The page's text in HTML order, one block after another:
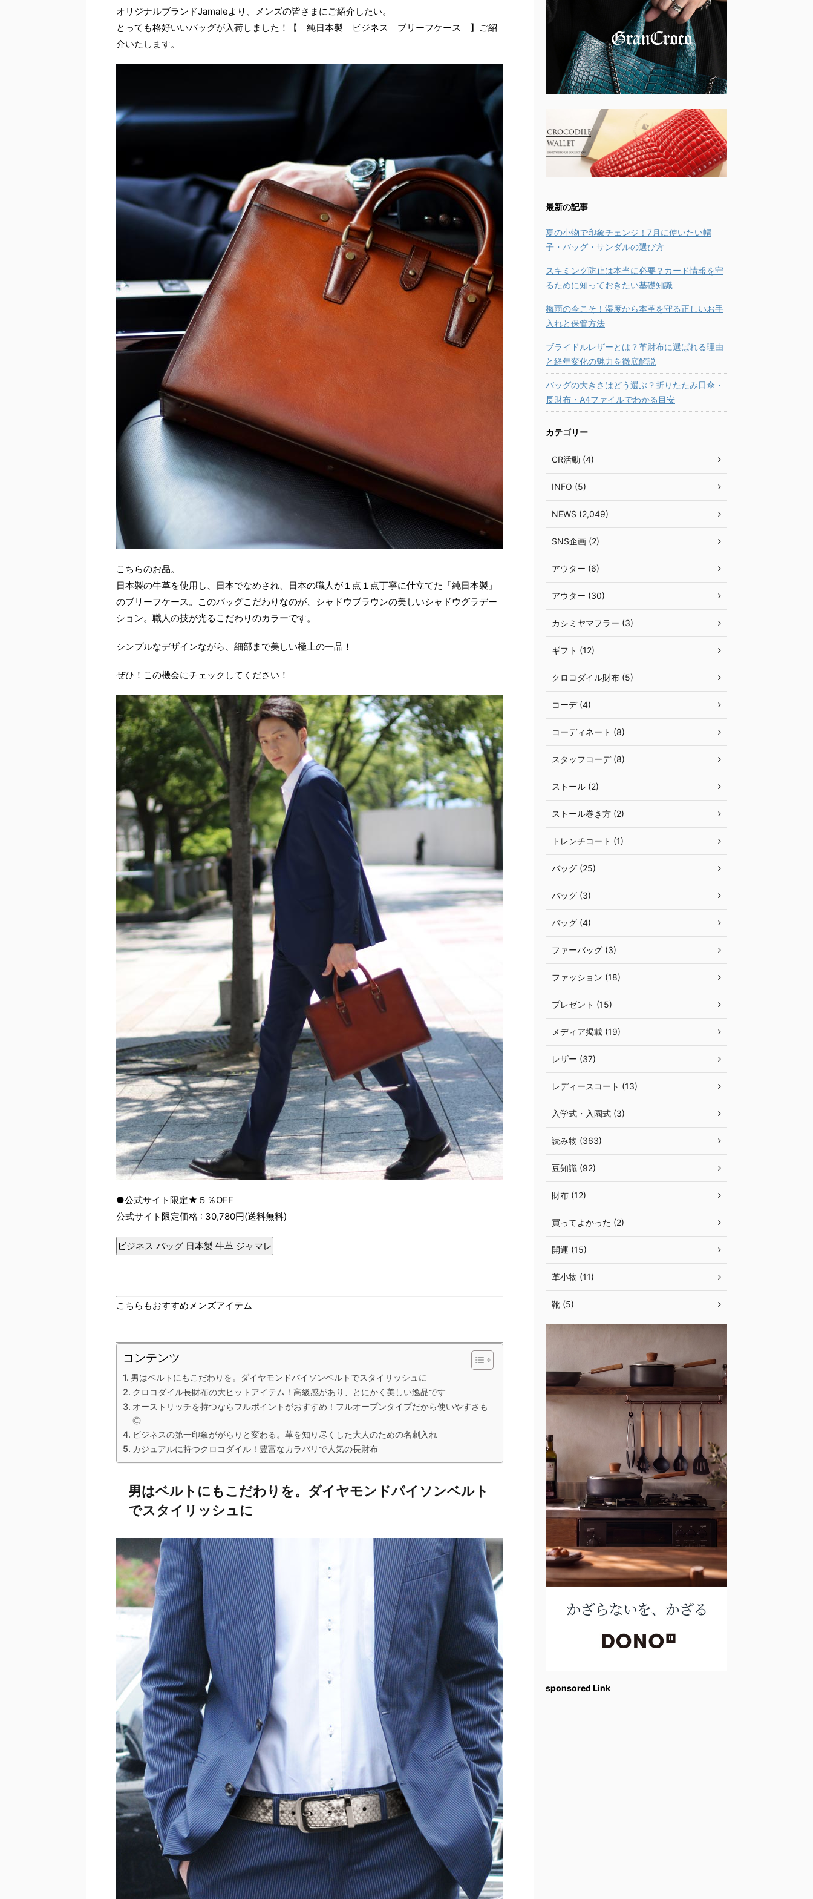
オリジナルブランドJamaleより、メンズの皆さまにご紹介したい。
とっても格好いいバッグが入荷しました！【 純日本製 ビジネス ブリーフケース 】ご紹
介いたします。
こちらのお品。
日本製の牛革を使用し、日本でなめされ、日本の職人が１点１点丁寧に仕立てた「純日本製」
のブリーフケース。このバッグこだわりなのが、シャドウブラウンの美しいシャドウグラデー
ション。職人の技が光るこだわりのカラーです。
シンプルなデザインながら、細部まで美しい極上の一品！
ぜひ！この機会にチェックしてください！
●公式サイト限定★５％OFF
公式サイト限定価格 : 30,780円(送料無料)
ビジネス バッグ 日本製 牛革 ジャマレ
こちらもおすすめメンズアイテム
コンテンツ
男はベルトにもこだわりを。ダイヤモンドパイソンベルトでスタイリッシュに
クロコダイル長財布の大ヒットアイテム！高級感があり、とにかく美しい逸品です
オーストリッチを持つならフルポイントがおすすめ！フルオープンタイプだから使いやすさも
◎
ビジネスの第一印象ががらりと変わる。革を知り尽くした大人のための名刺入れ
カジュアルに持つクロコダイル！豊富なカラバリで人気の長財布
男はベルトにもこだわりを。ダイヤモンドパイソンベルト
でスタイリッシュに
最新の記事
夏の小物で印象チェンジ！7月に使いたい帽
子・バッグ・サンダルの選び方
スキミング防止は本当に必要？カード情報を守
るために知っておきたい基礎知識
梅雨の今こそ！湿度から本革を守る正しいお手
入れと保管方法
ブライドルレザーとは？革財布に選ばれる理由
と経年変化の魅力を徹底解説
バッグの大きさはどう選ぶ？折りたたみ日傘・
長財布・A4ファイルでわかる目安
カテゴリー
CR活動 (4)
INFO (5)
NEWS (2,049)
SNS企画 (2)
アウター (6)
アウター (30)
カシミヤマフラー (3)
ギフト (12)
クロコダイル財布 (5)
コーデ (4)
コーディネート (8)
スタッフコーデ (8)
ストール (2)
ストール巻き方 (2)
トレンチコート (1)
バッグ (25)
バッグ (3)
バッグ (4)
ファーバッグ (3)
ファッション (18)
プレゼント (15)
メディア掲載 (19)
レザー (37)
レディースコート (13)
入学式・入園式 (3)
読み物 (363)
豆知識 (92)
財布 (12)
買ってよかった (2)
開運 (15)
革小物 (11)
靴 (5)
sponsored Link